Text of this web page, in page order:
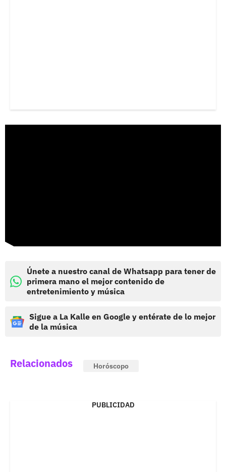
Únete a nuestro canal de Whatsapp para tener de
primera mano el mejor contenido de
entretenimiento y música
Sigue a La Kalle en Google y entérate de lo mejor
de la música
Relacionados Horóscopo
PUBLICIDAD